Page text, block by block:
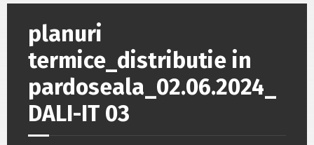
planuri
termice_distributie in
pardoseala_02.06.2024_
DALI-IT 03